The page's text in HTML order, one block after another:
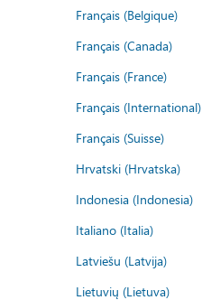
Français (Belgique)
Français (Canada)
Français (France)
Français (International)
Français (Suisse)
Hrvatski (Hrvatska)
Indonesia (Indonesia)
Italiano (Italia)
Latviešu (Latvija)
Lietuvių (Lietuva)